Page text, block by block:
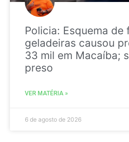
Policia: Esquema de
geladeiras causou
33 mil em Macaíba;
preso
VER MATÉRIA »
6 de agosto de 2026